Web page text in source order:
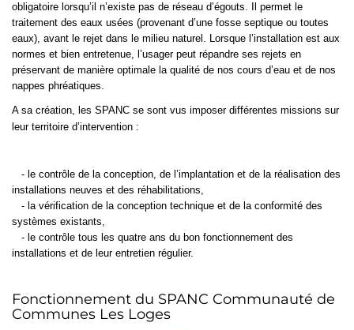
obligatoire lorsqu’il n’existe pas de réseau d’égouts. Il permet le
traitement des eaux usées (provenant d’une fosse septique ou toutes
eaux), avant le rejet dans le milieu naturel. Lorsque l’installation est aux
normes et bien entretenue, l’usager peut répandre ses rejets en
préservant de manière optimale la qualité de nos cours d’eau et de nos
nappes phréatiques.
A sa création, les SPANC se sont vus imposer différentes missions sur
leur territoire d’intervention :
- le contrôle de la conception, de l’implantation et de la réalisation des
installations neuves et des réhabilitations,
- la vérification de la conception technique et de la conformité des
systèmes existants,
- le contrôle tous les quatre ans du bon fonctionnement des
installations et de leur entretien régulier.
Fonctionnement du SPANC Communauté de
Communes Les Loges